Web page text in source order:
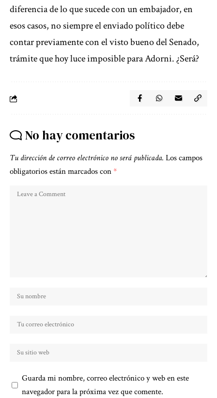
diferencia de lo que sucede con un embajador, en
esos casos, no siempre el enviado político debe
contar previamente con el visto bueno del Senado,
trámite que hoy luce imposible para Adorni. ¿Será?
No hay comentarios
Tu dirección de correo electrónico no será publicada. Los campos
obligatorios están marcados con*
Guarda mi nombre, correo electrónico y web en este
navegador para la próxima vez que comente.